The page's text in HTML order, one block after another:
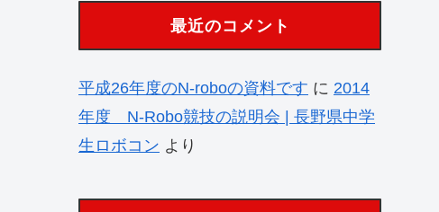
最近のコメント
平成26年度のN-roboの資料です に 2014
年度 N-Robo競技の説明会 | 長野県中学
生ロボコン より